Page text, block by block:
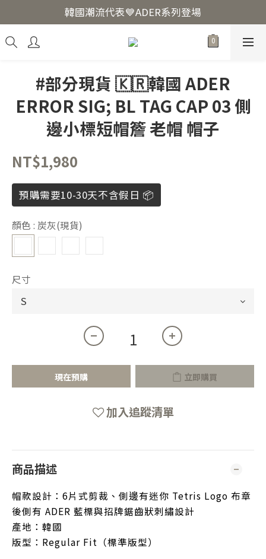
韓國爆紅🔥LUODIN Y2K相機📷
韓國潮流代表💙ADER系列登場
韓國爆紅🔥LUODIN Y2K相機📷
#部分現貨 🇰🇷韓國 ADER
ERROR SIG; BL TAG CAP 03 側
邊小標短帽簷 老帽 帽子
NT$1,980
預購需要10-30天不含假日 📦
顏色 : 炭灰(現貨)
尺寸
現在預購 立即購買
加入追蹤清單
商品描述
帽款設計：6片式剪裁、側邊有迷你 Tetris Logo 布章
後側有 ADER 藍標與招牌鋸齒狀刺繡設計
產地：韓國
版型：Regular Fit（標準版型）